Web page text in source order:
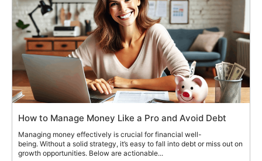
How to Manage Money Like a Pro and Avoid Debt
Managing money effectively is crucial for financial well-
being. Without a solid strategy, it’s easy to fall into debt or miss out on
growth opportunities. Below are actionable...